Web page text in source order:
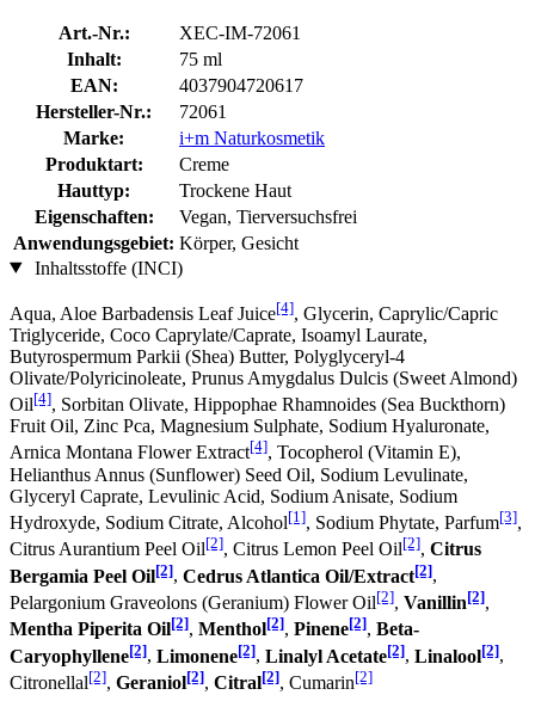
Art.-Nr.:
XEC-IM-72061
Inhalt:
75 ml
EAN:
4037904720617
Hersteller-Nr.:
72061
Marke:
i+m Naturkosmetik
Produktart:
Creme
Hauttyp:
Trockene Haut
Eigenschaften:
Vegan, Tierversuchsfrei
Anwendungsgebiet: Körper, Gesicht
Inhaltsstoffe (INCI)
Aqua, Aloe Barbadensis Leaf Juice[4], Glycerin, Caprylic/Capric
Triglyceride, Coco Caprylate/Caprate, Isoamyl Laurate,
Butyrospermum Parkii (Shea) Butter, Polyglyceryl-4
Olivate/Polyricinoleate, Prunus Amygdalus Dulcis (Sweet Almond)
Oil[4], Sorbitan Olivate, Hippophae Rhamnoides (Sea Buckthorn)
Fruit Oil, Zinc Pca, Magnesium Sulphate, Sodium Hyaluronate,
Arnica Montana Flower Extract[4], Tocopherol (Vitamin E),
Helianthus Annus (Sunflower) Seed Oil, Sodium Levulinate,
Glyceryl Caprate, Levulinic Acid, Sodium Anisate, Sodium
Hydroxyde, Sodium Citrate, Alcohol[1], Sodium Phytate, Parfum[3],
Citrus Aurantium Peel Oil[2], Citrus Lemon Peel Oil[2], Citrus
Bergamia Peel Oil[2], Cedrus Atlantica Oil/Extract[2],
Pelargonium Graveolons (Geranium) Flower Oil[2], Vanillin[2],
Mentha Piperita Oil[2], Menthol[2], Pinene[2], Beta-
Caryophyllene[2], Limonene[2], Linalyl Acetate[2], Linalool[2],
Citronellal[2], Geraniol[2], Citral[2], Cumarin[2]